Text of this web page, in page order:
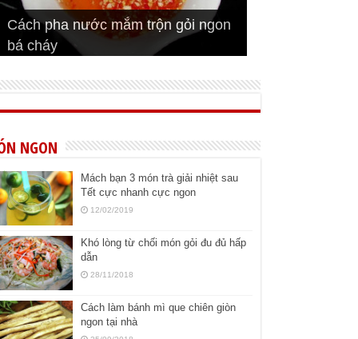
Cách pha nước mắm trộn gỏi ngon
bá cháy
Bí quyết để chiên đậu hũ giòn ngon
Cách ướp sườn non nướng ngon
đúng vị
Cách ướp thịt heo chiên ngon mềm
Bật mí cách ướp sườn cơm tấm
ngon
NGON
Mách bạn 3 món trà giải nhiệt sau
Tết cực nhanh cực ngon
12/02/2019
Khó lòng từ chối món gỏi đu đủ hấp
dẫn
28/11/2018
Cách làm bánh mì que chiên giòn
ngon tại nhà